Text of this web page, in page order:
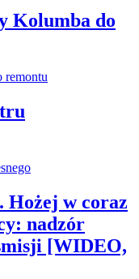
Kolumba do
Hożej w coraz
nadzór
[WIDEO,